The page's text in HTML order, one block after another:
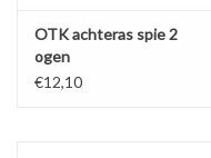
OTK achteras spie 2
ogen
€12,10